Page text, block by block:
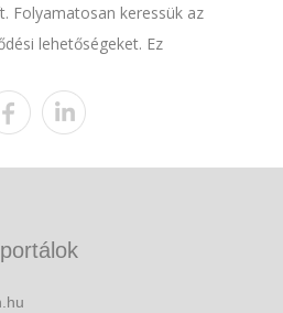
Folyamatosan keressük az
lehetőségeket. Ez